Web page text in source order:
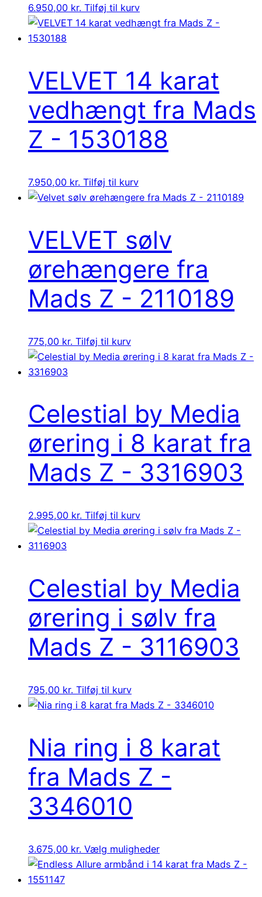
6.950,00 kr. Tilføj til kurv
VELVET 14 karat
vedhængt fra Mads
Z - 1530188
7.950,00 kr. Tilføj til kurv
VELVET sølv
ørehængere fra
Mads Z - 2110189
775,00 kr. Tilføj til kurv
Celestial by Media
ørering i 8 karat fra
Mads Z - 3316903
2.995,00 kr. Tilføj til kurv
Celestial by Media
ørering i sølv fra
Mads Z - 3116903
795,00 kr. Tilføj til kurv
Nia ring i 8 karat
fra Mads Z -
3346010
3.675,00 kr. Vælg muligheder